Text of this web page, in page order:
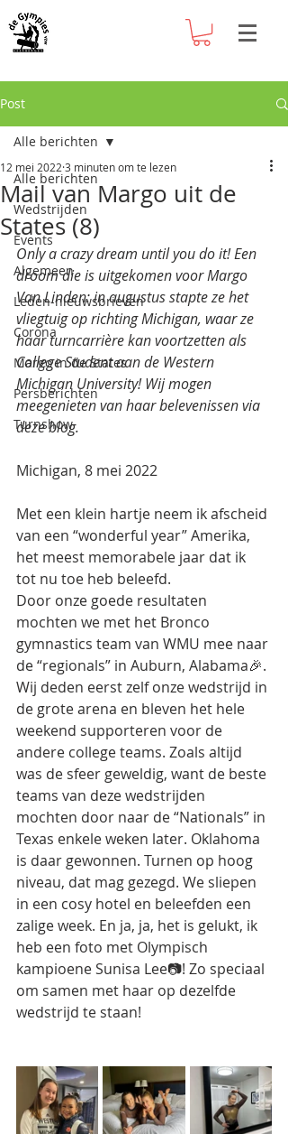
Post
Alle berichten
Wedstrijden
Events
Algemeen
Leden-nieuwsbrieven
Corona
Margo in de States
Persberichten
Turnshow
Alle berichten
Mail van Margo uit de
States (8)
12 mei 20223 minuten om te lezen
Only a crazy dream until you do it! Een
droom die is uitgekomen voor Margo
Van Linden: in augustus stapte ze het
vliegtuig op richting Michigan, waar ze
haar turncarrière kan voortzetten als
College Student aan de Western
Michigan University! Wij mogen
meegenieten van haar belevenissen via
deze blog.
Michigan, 8 mei 2022
Met een klein hartje neem ik afscheid
van een “wonderful year” Amerika,
het meest memorabele jaar dat ik
tot nu toe heb beleefd.
Door onze goede resultaten
mochten we met het Bronco
gymnastics team van WMU mee naar
de “regionals” in Auburn, Alabama🎉.
Wij deden eerst zelf onze wedstrijd in
de grote arena en bleven het hele
weekend supporteren voor de
andere college teams. Zoals altijd
was de sfeer geweldig, want de beste
teams van deze wedstrijden
mochten door naar de “Nationals” in
Texas enkele weken later. Oklahoma
is daar gewonnen. Turnen op hoog
niveau, dat mag gezegd. We sliepen
in een cosy hotel en beleefden een
zalige week. En ja, ja, het is gelukt, ik
heb een foto met Olympisch
kampioene Sunisa Lee📷! Zo speciaal
om samen met haar op dezelfde
wedstrijd te staan!